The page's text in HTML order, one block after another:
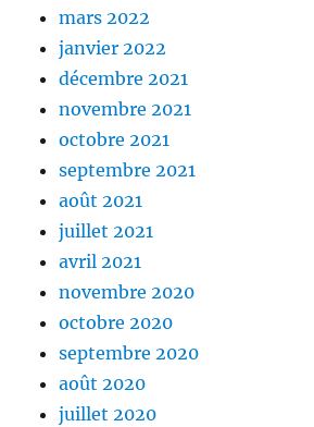
mars 2022
janvier 2022
décembre 2021
novembre 2021
octobre 2021
septembre 2021
août 2021
juillet 2021
avril 2021
novembre 2020
octobre 2020
septembre 2020
août 2020
juillet 2020